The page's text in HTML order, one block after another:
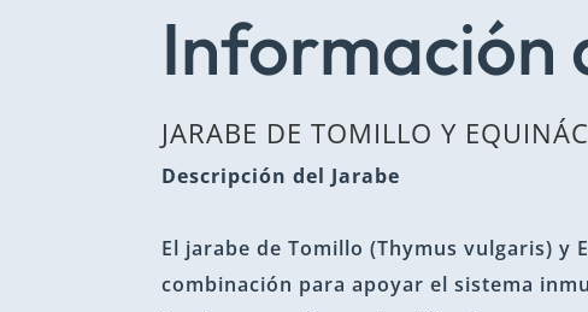
Información
JARABE DE TOMILLO Y
Descripción del Jarabe
El jarabe de Tomillo (Thymus vulgaris) y
combinación para apoyar el sistema